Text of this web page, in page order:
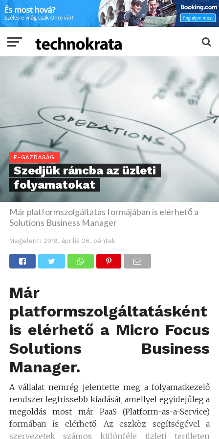
E-GAZDASÁG
Szedjük ráncba az üzleti
folyamatokat
Már platformszolgáltatás formájában is elérhető a
Solutions Business Manager
Megjelent: 2019. április 26. péntek
Már
platformszolgáltatásként
is elérhető a Micro Focus
Solutions Business
Manager.
A vállalat nemrég jelentette meg a folyamatkezelő
rendszer legfrissebb kiadását, amellyel egyidejűleg a
megoldás most már PaaS (Platform-as-a-Service)
formában is elérhető. Az eszköz segítségével a
szervezetek számos különféle üzleti területen